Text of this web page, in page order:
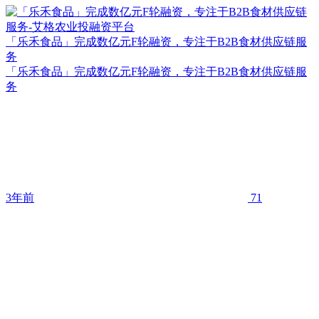
「乐禾食品」完成数亿元F轮融资，专注于B2B食材供应链服
务
「乐禾食品」完成数亿元F轮融资，专注于B2B食材供应链服
务
3年前 71